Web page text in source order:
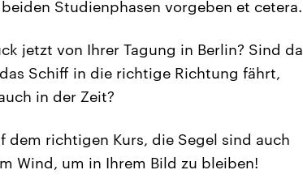
Studienphasen vorgeben et cetera.
jetzt von Ihrer Tagung in Berlin? Sind da
Schiff in die richtige Richtung fährt,
in der Zeit?
dem richtigen Kurs, die Segel sind auch
Wind, um in Ihrem Bild zu bleiben!